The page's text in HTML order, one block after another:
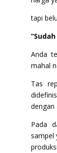
tapi
Anda
mahal
Tas
dengan
Pada
sampel